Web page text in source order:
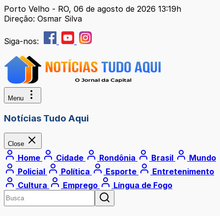
Porto Velho - RO, 06 de agosto de 2026 13:19h
Direção: Osmar Silva
Siga-nos:
Menu
Notícias Tudo Aqui
Close
Home Cidade Rondônia Brasil
Mundo
Policial
Política Esporte
Entretenimento
Cultura
Emprego Língua de Fogo